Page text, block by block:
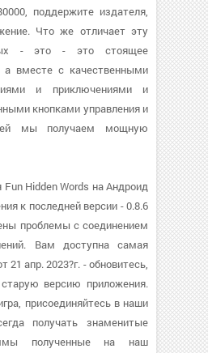
поддержите издателя,
Что же отличает эту
- это - это стоящее
а вместе с качественными
и приключениями и
кнопками управления и
мы получаем мощную
Hidden Words на Андроид
к последней версии - 0.8.6
проблемы с соединением
Вам доступна самая
21 апр. 2023?г. - обновитесь,
версию приложения.
присоединяйтесь в наши
получать знаменитые
полученные на наш